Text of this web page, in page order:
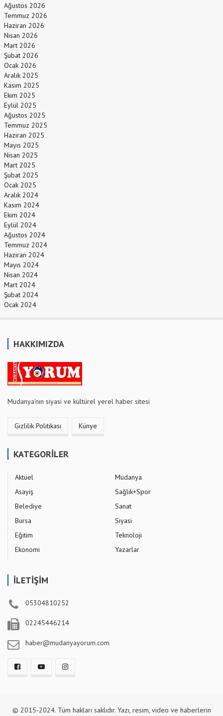
Ağustos 2026
Temmuz 2026
Haziran 2026
Nisan 2026
Mart 2026
Şubat 2026
Ocak 2026
Aralık 2025
Kasım 2025
Ekim 2025
Eylül 2025
Ağustos 2025
Temmuz 2025
Haziran 2025
Mayıs 2025
Nisan 2025
Mart 2025
Şubat 2025
Ocak 2025
Aralık 2024
Kasım 2024
Ekim 2024
Eylül 2024
Ağustos 2024
Temmuz 2024
Haziran 2024
Mayıs 2024
Nisan 2024
Mart 2024
Şubat 2024
Ocak 2024
HAKKIMIZDA
Mudanya'nın siyasi ve kültürel yerel haber sitesi
Gizlilik Politikası Künye
KATEGORİLER
Aktüel
Asayiş
Belediye
Bursa
Eğitim
Ekonomi
Mudanya
Sağlık+Spor
Sanat
Siyasi
Teknoloji
Yazarlar
İLETİŞİM
05304810252
02245446214
haber@mudanyayorum.com
© 2015-2024. Tüm hakları saklıdır. Yazı, resim, video ve haberlerin